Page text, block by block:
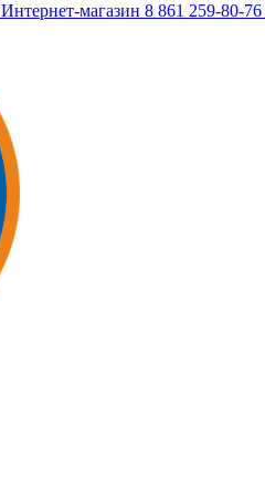
Интернет-магазин 8 861 259-80-76